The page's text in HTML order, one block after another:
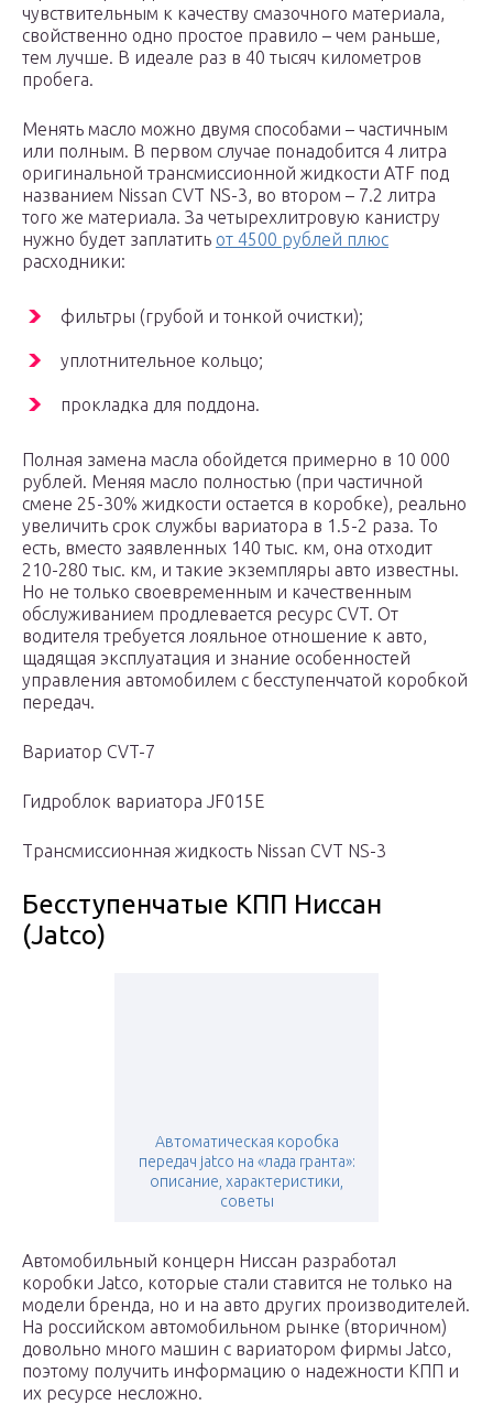
чувствительным к качеству смазочного материала,
свойственно одно простое правило – чем раньше,
тем лучше. В идеале раз в 40 тысяч километров
пробега.
Менять масло можно двумя способами – частичным
или полным. В первом случае понадобится 4 литра
оригинальной трансмиссионной жидкости ATF под
названием Nissan CVT NS-3, во втором – 7.2 литра
того же материала. За четырехлитровую канистру
нужно будет заплатить от 4500 рублей плюс
расходники:
фильтры (грубой и тонкой очистки);
уплотнительное кольцо;
прокладка для поддона.
Полная замена масла обойдется примерно в 10 000
рублей. Меняя масло полностью (при частичной
смене 25-30% жидкости остается в коробке), реально
увеличить срок службы вариатора в 1.5-2 раза. То
есть, вместо заявленных 140 тыс. км, она отходит
210-280 тыс. км, и такие экземпляры авто известны.
Но не только своевременным и качественным
обслуживанием продлевается ресурс CVT. От
водителя требуется лояльное отношение к авто,
щадящая эксплуатация и знание особенностей
управления автомобилем с бесступенчатой коробкой
передач.
Вариатор CVT-7
Гидроблок вариатора JF015E
Трансмиссионная жидкость Nissan CVT NS-3
Бесступенчатые КПП Ниссан
(Jatco)
Автоматическая коробка
передач jatco на «лада гранта»:
описание, характеристики,
советы
Автомобильный концерн Ниссан разработал
коробки Jatco, которые стали ставится не только на
модели бренда, но и на авто других производителей.
На российском автомобильном рынке (вторичном)
довольно много машин с вариатором фирмы Jatco,
поэтому получить информацию о надежности КПП и
их ресурсе несложно.